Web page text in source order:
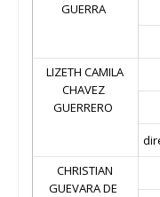
GUERRA
LIZETH CAMILA
CHAVEZ
GUERRERO
CHRISTIAN
GUEVARA DE